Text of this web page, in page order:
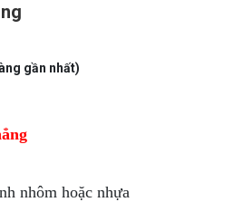
gần nhất)
nhôm hoặc nhựa